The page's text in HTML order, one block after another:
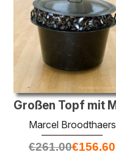
Marcel Broodthaers
€261.00€156.60